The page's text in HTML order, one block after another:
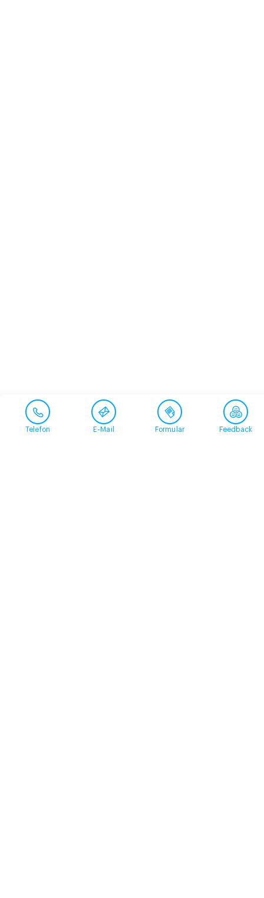
Telefon E-Mail Formular Feedback